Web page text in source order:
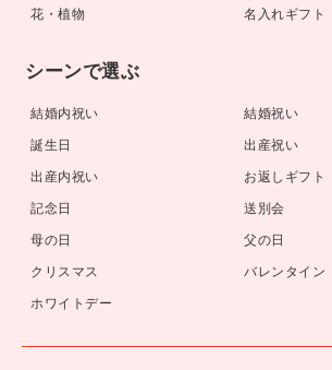
花・植物
名入れギフト
シーンで選ぶ
結婚内祝い
結婚祝い
誕生日
出産祝い
出産内祝い
お返しギフト
記念日
送別会
母の日
父の日
クリスマス
バレンタイン
ホワイトデー